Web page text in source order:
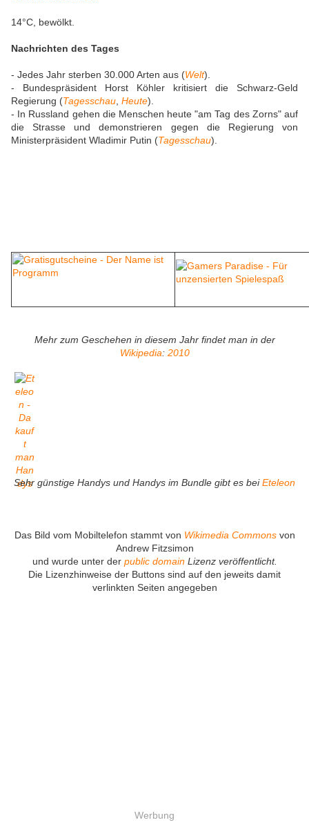
14°C, bewölkt.
Nachrichten des Tages
- Jedes Jahr sterben 30.000 Arten aus (Welt).
- Bundespräsident Horst Köhler kritisiert die Schwarz-Geld
Regierung (Tagesschau Heute).
- In Russland gehen die Menschen heute "am Tag des Zorns" auf
die Strasse und demonstrieren gegen die Regierung von
Ministerpräsident Wladimir Putin (Tagesschau).
Mehr zum Geschehen in diesem Jahr findet man in der
Wikipedia: 2010
Sehr günstige Handys und Handys im Bundle gibt es beiEteleon
Das Bild vom Mobiltelefon stammt von Wikimedia Commonsvon
Andrew Fitzsimon
und wurde unter der public domainLizenz veröffentlicht.
Die Lizenzhinweise der Buttons sind auf den jeweits damit
verlinkten Seiten angegeben
Werbung